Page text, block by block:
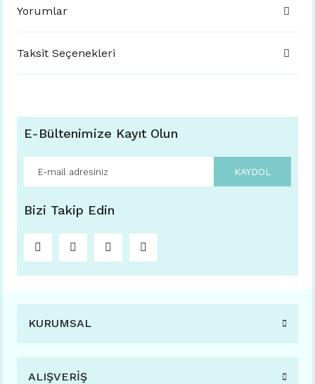
Yorumlar
Taksit Seçenekleri
E-Bültenimize Kayıt Olun
KAYDOL
Bizi Takip Edin
KURUMSAL
ALIŞVERİŞ